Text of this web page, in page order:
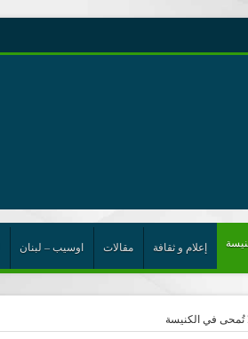
الموسعة شرط واجب للخروج من حالة الجمود
إعلام و ثقافة مقالات اوسيب – لبنان
تُمحى في الكنيسة